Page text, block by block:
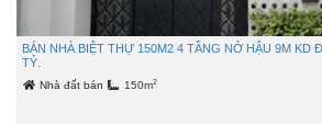
BÁN NHÀ BIỆT THỰ 150M2 4 TẦNG NỞ HẬU 9M KD
TỶ.
Nhà đất bán 150m2